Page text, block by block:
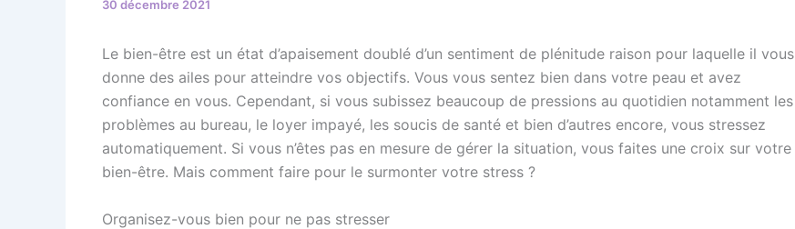
30 décembre 2021
Le bien-être est un état d’apaisement doublé d’un sentiment de plénitude raison pour laquelle il vous
donne des ailes pour atteindre vos objectifs. Vous vous sentez bien dans votre peau et avez
confiance en vous. Cependant, si vous subissez beaucoup de pressions au quotidien notamment les
problèmes au bureau, le loyer impayé, les soucis de santé et bien d’autres encore, vous stressez
automatiquement. Si vous n’êtes pas en mesure de gérer la situation, vous faites une croix sur votre
bien-être. Mais comment faire pour le surmonter votre stress ?
Organisez-vous bien pour ne pas stresser